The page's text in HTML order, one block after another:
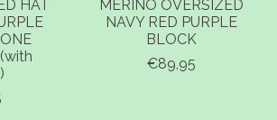
HAT
MERINO OVERSIZED
NAVY RED PURPLE
BLOCK
€89,95